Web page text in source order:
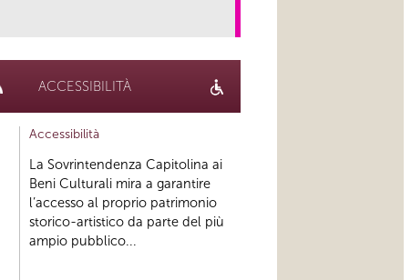
ACCESSIBILITÀ
Accessibilità
La Sovrintendenza Capitolina ai
Beni Culturali mira a garantire
l’accesso al proprio patrimonio
storico-artistico da parte del più
ampio pubblico...